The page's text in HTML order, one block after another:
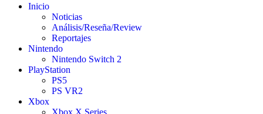
Inicio
Noticias
Análisis/Reseña/Review
Reportajes
Nintendo
Nintendo Switch 2
PlayStation
PS5
PS VR2
Xbox
Xbox X Series